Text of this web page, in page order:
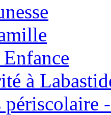
à
périscolaire